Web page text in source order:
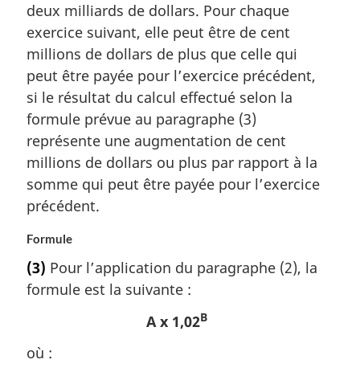
deux milliards de dollars. Pour chaque
exercice suivant, elle peut être de cent
millions de dollars de plus que celle qui
peut être payée pour l’exercice précédent,
si le résultat du calcul effectué selon la
formule prévue au paragraphe (3)
représente une augmentation de cent
millions de dollars ou plus par rapport à la
somme qui peut être payée pour l’exercice
précédent.
Formule
(3) Pour l’application du paragraphe (2), la
formule est la suivante :
A x 1,02B
où :